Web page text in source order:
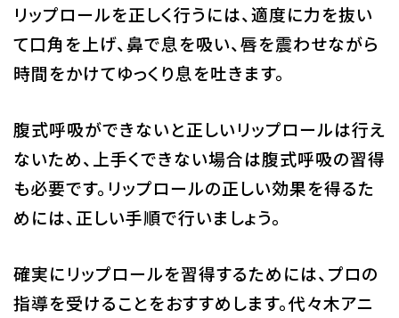
リップロールを正しく行うには、適度に力を抜い
て口角を上げ、鼻で息を吸い、唇を震わせながら
時間をかけてゆっくり息を吐きます。
腹式呼吸ができないと正しいリップロールは行え
ないため、上手くできない場合は腹式呼吸の習得
も必要です。リップロールの正しい効果を得るた
めには、正しい手順で行いましょう。
確実にリップロールを習得するためには、プロの
指導を受けることをおすすめします。代々木アニ